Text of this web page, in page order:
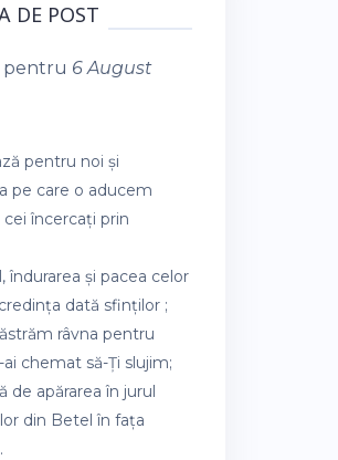
DE POST
pentru 6 August
pentru noi și
pe care o aducem
încercați prin
și pacea celor
dată sfinților ;
râvna pentru
chemat să-Ți slujim;
de apărarea în jurul
din Betel în fața